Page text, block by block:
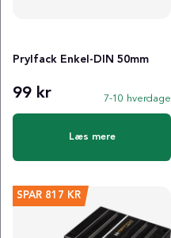
Prylfack Enkel-DIN 50mm
99 kr 7-10 hverdage
Læs mere
SPAR 817 KR